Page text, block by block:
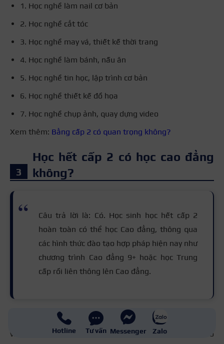
1. Học nghề làm nail cơ bản
2. Học nghề cắt tóc
3. Học nghề may vá, thiết kế thời trang
4. Học nghề làm bánh, nấu ăn
5. Học nghề tin học, lập trình cơ bản
6. Học nghề thiết kế đồ họa
7. Học nghề chụp ảnh, quay dựng video
Xem thêm: Bằng cấp 2 có quan trọng không?
Học hết cấp 2 có học cao đẳng
không?
Câu trả lời là: Có. Học sinh học hết cấp 2
hoàn toàn có thể học Cao đẳng, thông qua
các hình thức đào tạo hợp pháp hiện nay như
chương trình Cao đẳng 9+ hoặc học Trung
cấp rồi liên thông lên Cao đẳng.
Với mô hình Cao đẳng 9+, học viên được học song song
văn hóa THPT và học nghề, giúp rút ngắn thời gian đào
Hotline Tư vấn Messenger Zalo